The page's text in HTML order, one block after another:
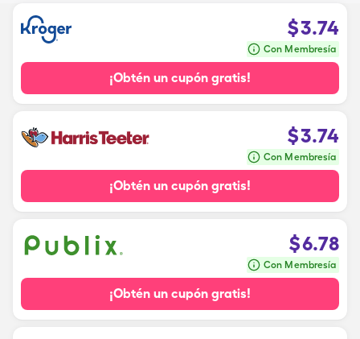
$3.74
Con Membresía
¡Obtén un cupón gratis!
$3.74
Con Membresía
¡Obtén un cupón gratis!
$6.78
Con Membresía
¡Obtén un cupón gratis!